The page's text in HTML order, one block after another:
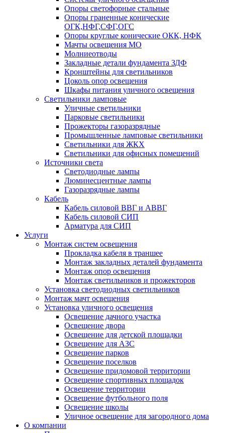
Опоры светофорные стальные
Опоры граненные конические
ОГК,НФГ,СФГ,ОГС
Опоры круглые конические ОКК, НФК
Мачты освещения МО
Молниеотводы
Закладные детали фундамента ЗДФ
Кронштейны для светильников
Цоколь опор освещения
Шкафы питания уличного освещения
Светильники ламповые
Уличные светильники
Парковые светильники
Прожекторы газоразрядные
Промышленные ламповые светильники
Светильники для ЖКХ
Светильники для офисных помещений
Источники света
Светодиодные лампы
Люминесцентные лампы
Газоразрядные лампы
Кабель
Кабель силовой ВВГ и АВВГ
Кабель силовой СИП
Арматура для СИП
Услуги
Монтаж систем освещения
Прокладка кабеля в траншее
Монтаж закладных деталей фундамента
Монтаж опор освещения
Монтаж светильников и прожекторов
Установка светодиодных светильников
Монтаж мачт освещения
Установка уличного освещения
Освещение дачного участка
Освещение двора
Освещение для детской площадки
Освещение для АЗС
Освещение парков
Освещение поселков
Освещение придомовой территории
Освещение спортивных площадок
Освещение территории
Освещение футбольного поля
Освещение школы
Уличное освещение для загородного дома
О компании